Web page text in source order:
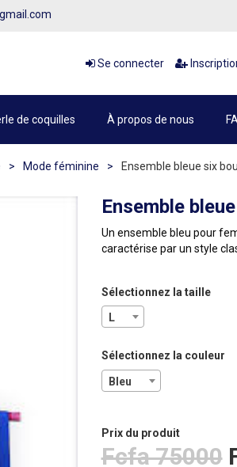
Se connecter
de coquilles À propos de nous
> Mode féminine > Ensemble bleue six
Ensemble
Un ensemble bleu pour
caractérise par un style
Sélectionnez la taille
L
Sélectionnez la couleur
Bleu
Prix ​​du produit
Fcfa 75000